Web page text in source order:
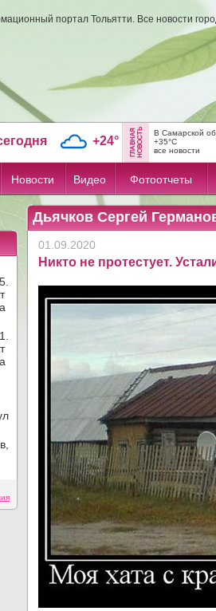
портал Тольятти. Все новости
+24°
В Самарской
+35°C
все новости
Новости Видео Фотоотчеты
Дьячков Сергей
01.09.2020
Никто не протестует.